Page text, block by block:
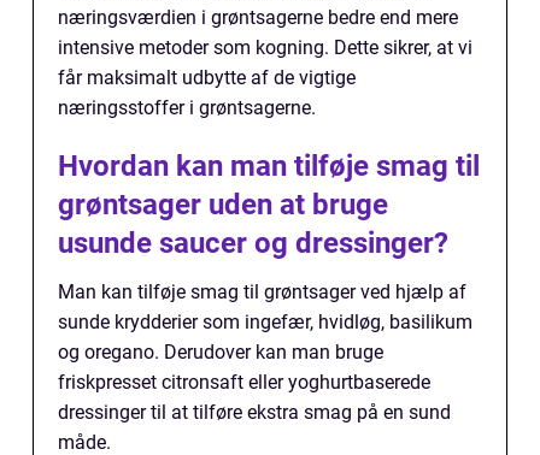
næringsværdien i grøntsagerne bedre end mere
intensive metoder som kogning. Dette sikrer, at vi
får maksimalt udbytte af de vigtige
næringsstoffer i grøntsagerne.
Hvordan kan man tilføje smag til
grøntsager uden at bruge
usunde saucer og dressinger?
Man kan tilføje smag til grøntsager ved hjælp af
sunde krydderier som ingefær, hvidløg, basilikum
og oregano. Derudover kan man bruge
friskpresset citronsaft eller yoghurtbaserede
dressinger til at tilføre ekstra smag på en sund
måde.